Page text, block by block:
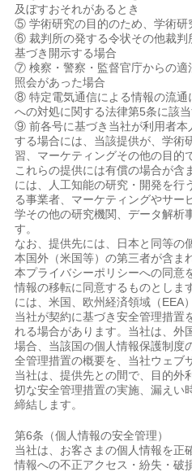
及ぼすおそれがあるとき
⑤ 学術研究の目的のため、学術研
⑥ 裁判所の発する令状その他裁判
基づき開示する場合
⑦ 検察・警察・監督官庁からの適
照会があった場合
⑧ 特定電気通信による情報の流通
への対処に関する法律第5条に該
⑨ 前各号に基づき当社が利用者本
する場合には、当該提供が、学術
習、マーケティングその他の目的
これらの提供には有償の場合が含
には、人工知能の研究・開発を行
る事業者、マーケティングやサー
学その他の研究機関、データ解析
す。
なお、提供先には、日本と同等の
本国外（米国等）の第三者が含ま
本プライバシーポリシーへの同意
情報の移転に同意するものとしま
には、米国、欧州経済領域（EEA
当社が契約に基づき安全管理措置
れる場合があります。当社は、外
場合、当該国の個人情報保護制度
全管理措置の概要を、当社ウェブ
当社は、提供先との間で、目的外
切な安全管理措置の実施、漏えい
締結します。
第6条（個人情報の安全管理）
当社は、お客さまの個人情報を正
情報への不正アクセス・紛失・破